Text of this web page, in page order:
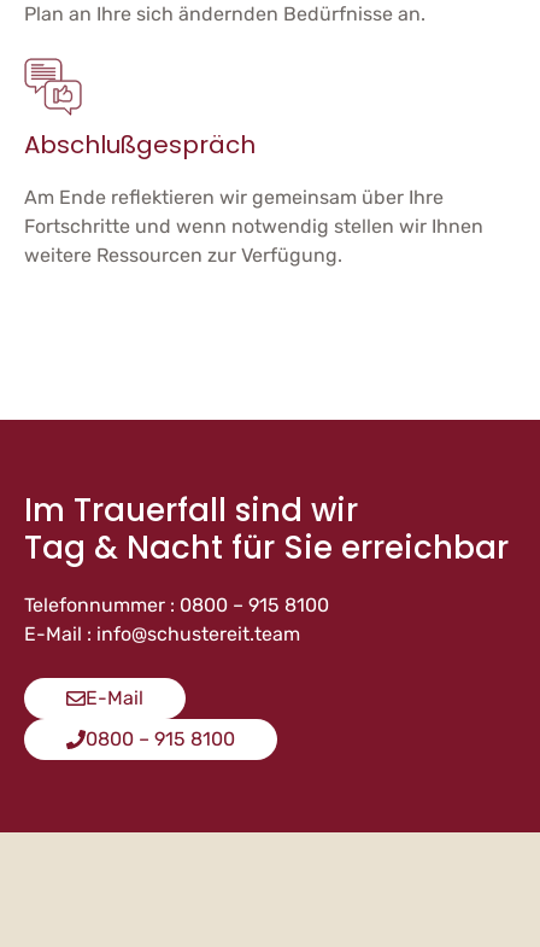
Plan an Ihre sich ändernden Bedürfnisse an.
Abschlußgespräch
Am Ende reflektieren wir gemeinsam über Ihre
Fortschritte und wenn notwendig stellen wir Ihnen
weitere Ressourcen zur Verfügung.
Im Trauerfall sind wir
Tag & Nacht für Sie erreichbar
Telefonnummer : 0800 – 915 8100
E-Mail : info@schustereit.team
E-Mail
0800 – 915 8100